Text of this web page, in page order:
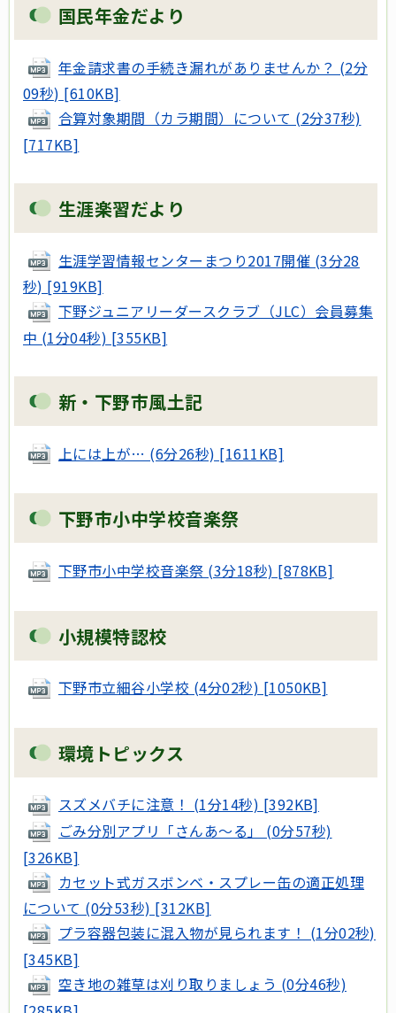
国民年金だより
年金請求書の手続き漏れがありませんか？ (2分
09秒) [610KB]
合算対象期間（カラ期間）について (2分37秒)
[717KB]
生涯楽習だより
生涯学習情報センターまつり2017開催 (3分28
秒) [919KB]
下野ジュニアリーダースクラブ（JLC）会員募集
中 (1分04秒) [355KB]
新・下野市風土記
上には上が… (6分26秒) [1611KB]
下野市小中学校音楽祭
下野市小中学校音楽祭 (3分18秒) [878KB]
小規模特認校
下野市立細谷小学校 (4分02秒) [1050KB]
環境トピックス
スズメバチに注意！ (1分14秒) [392KB]
ごみ分別アプリ「さんあ～る」 (0分57秒)
[326KB]
カセット式ガスボンベ・スプレー缶の適正処理
について (0分53秒) [312KB]
プラ容器包装に混入物が見られます！ (1分02秒)
[345KB]
空き地の雑草は刈り取りましょう (0分46秒)